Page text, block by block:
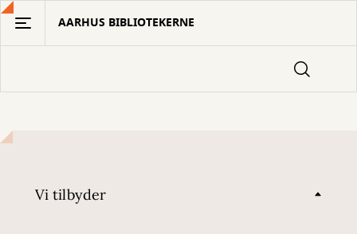
Gå
hovedindhold
AARHUS BIBLIOTEKERNE
Vi tilbyder